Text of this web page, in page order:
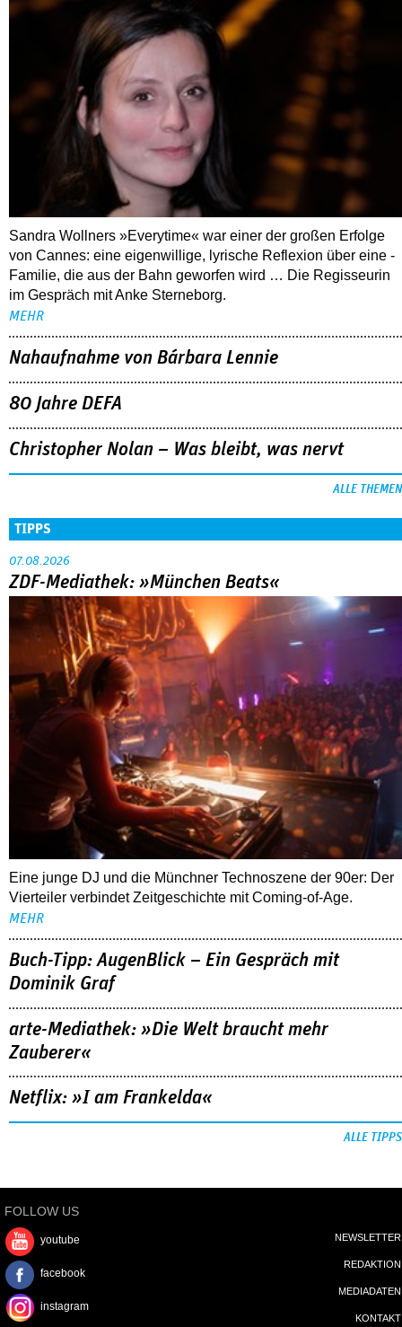
Sandra Wollners »Everytime« war einer der großen Erfolge
von Cannes: eine eigenwillige, lyrische Reflexion über eine ­
Familie, die aus der Bahn geworfen wird … Die Regisseurin
im Gespräch mit Anke Sterneborg.
MEHR
Nahaufnahme von Bárbara Lennie
80 Jahre DEFA
Christopher Nolan – Was bleibt, was nervt
ALLE THEMEN
TIPPS
07.08.2026
ZDF-Mediathek: »München Beats«
Eine junge DJ und die Münchner Technoszene der 90er: Der
Vierteiler verbindet Zeitgeschichte mit Coming-of-Age.
MEHR
Buch-Tipp: AugenBlick – Ein Gespräch mit
Dominik Graf
arte-Mediathek: »Die Welt braucht mehr
Zauberer«
Netflix: »I am Frankelda«
ALLE TIPPS
FOLLOW US
youtube
facebook
instagram
NEWSLETTER
REDAKTION
MEDIADATEN
KONTAKT